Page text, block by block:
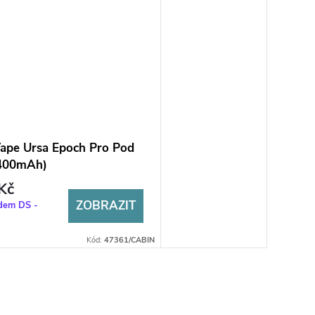
Ursa Epoch Pro Pod
DS - ZOBRAZIT
Kód: 47361/CABIN